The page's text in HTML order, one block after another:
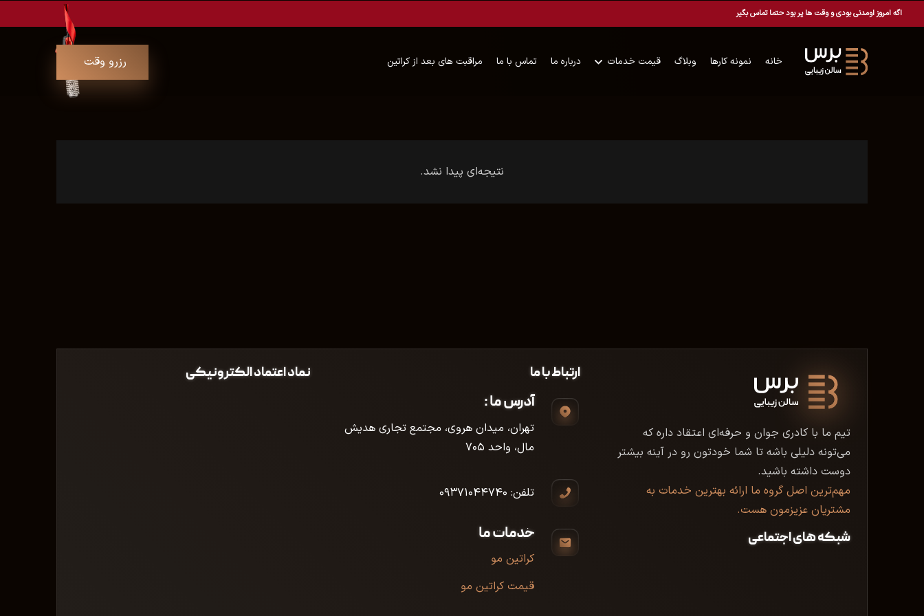
اگه امروز اومدنی بودی و وقت ها پر بود حتما تماس بگیر
خانه نمونه کارها وبلاگ قیمت خدمات درباره ما تماس با ما مراقبت های بعد از کراتین رزرو وقت
نتیجه‌ای پیدا نشد.
تیم ما با کادری جوان و حرفه‌ای اعتقاد داره که
می‌تونه دلیلی باشه تا شما خودتون رو در آینه بیشتر
دوست داشته باشید.
مهم‌ترین اصل گروه ما ارائه بهترین خدمات به
مشتریان عزیزمون هست.
شبکه های اجتماعی
ارتباط با ما
آدرس ما :
تهران، میدان هروی، مجتمع تجاری هدیش
مال، واحد ۷۰۵
تلفن: ۰۹۳۷۱۰۴۴۷۴۰
خدمات ما
کراتین مو
قیمت کراتین مو
نماد اعتماد الکترونیکی